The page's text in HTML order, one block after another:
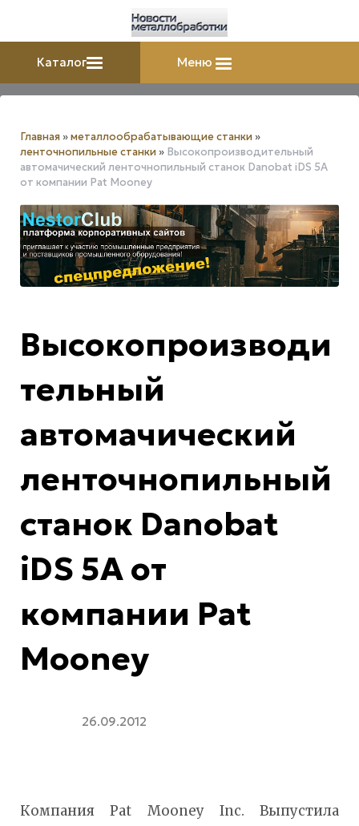
Каталог Меню
Главная »металлообрабатывающие станки »
ленточнопильные станки » Высокопроизводительный
автомачический ленточнопильный станок Danobat iDS 5A
от компании Pat Mooney
Высокопроизводи
тельный
автомачический
ленточнопильный
станок Danobat
iDS 5A от
компании Pat
Mooney
26.09.2012
Компания Pat Mooney Inc. Выпустила